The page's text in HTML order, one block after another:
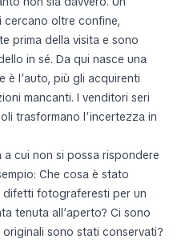
cercano oltre confine,
prima della visita e sono
in sé. Da qui nasce una
è l’auto, più gli acquirenti
mancanti. I venditori seri
trasformano l’incertezza in
cui non si possa rispondere
Che cosa è stato
difetti fotograferesti per un
tenuta all’aperto? Ci sono
sono stati conservati?